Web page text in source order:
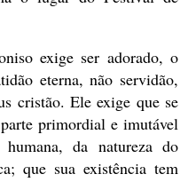
exige ser adorado, o
eterna, não servidão,
cristão. Ele exige que se
primordial e imutável
da natureza do
que sua existência tem